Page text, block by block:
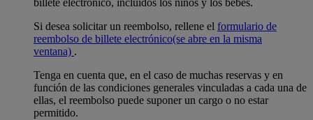
billete electrónico, incluidos los niños y los bebés.
Si desea solicitar un reembolso, rellene el formulario de
reembolso de billete electrónico(se abre en la misma
ventana) .
Tenga en cuenta que, en el caso de muchas reservas y en
función de las condiciones generales vinculadas a cada una de
ellas, el reembolso puede suponer un cargo o no estar
permitido.